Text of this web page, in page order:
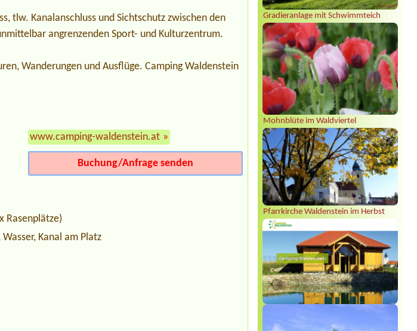
Gradieranlage mit Schwimmteich
Mohnblüte im Waldviertel
Pfarrkirche Waldenstein im Herbst
tlw. Kanalanschluss und Sichtschutz zwischen den
angrenzenden Sport- und Kulturzentrum.
Wanderungen und Ausflüge. Camping Waldenstein
www.camping-waldenstein.at »
Buchung/Anfrage senden
Rasenplätze)
Kanal am Platz